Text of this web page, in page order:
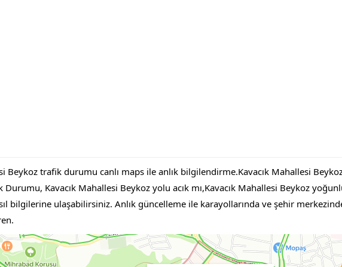
Beykoz trafik durumu canlı maps ile anlık bilgilendirme.Kavacık Mahallesi Beykoz
Durumu, Kavacık Mahallesi Beykoz yolu acık mı,Kavacık Mahallesi Beykoz
bilgilerine ulaşabilirsiniz. Anlık güncelleme ile karayollarında ve şehir